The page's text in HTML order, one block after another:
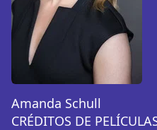
Amanda Schull
CRÉDITOS DE